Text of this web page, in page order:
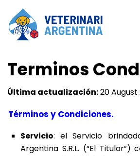
Terminos
Última actualización:20 August
Términos y Condiciones.
Servicio: el Servicio
Argentina S.R.L. (“El